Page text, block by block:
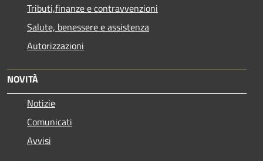
Tributi,finanze e contravvenzioni
Salute, benessere e assistenza
Autorizzazioni
NOVITÀ
Notizie
Comunicati
Avvisi